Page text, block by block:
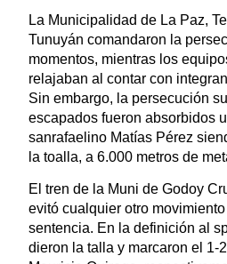
La Municipalidad de La Paz,
Tunuyán comandaron la
momentos, mientras los
relajaban al contar con
Sin embargo, la persecución
escapados fueron absorbidos
sanrafaelino Matías Pérez
la toalla, a 6.000 metros de
El tren de la Muni de Godoy
evitó cualquier otro
sentencia. En la definición al
dieron la talla y marcaron el 1-